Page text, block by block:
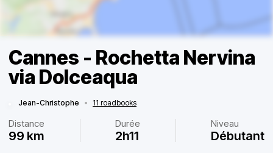
Cannes - Rochetta Nervina
via Dolceaqua
Jean-Christophe • 11 roadbooks
Distance
99 km
Durée
2h11
Niveau
Débutant